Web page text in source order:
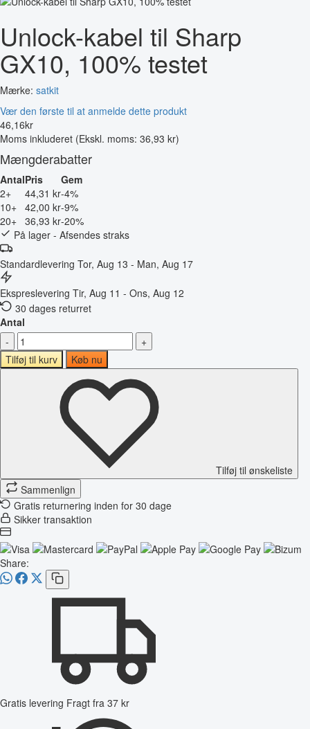
Unlock-kabel til Sharp
GX10, 100% testet
Mærke: satkit
Vær den første til at anmelde dette produkt
46,16kr
Moms inkluderet (Ekskl. moms: 36,93 kr)
Mængderabatter
AntalPris
Gem
2+
44,31 kr-4%
10+ 42,00 kr-9%
20+ 36,93 kr-20%
På lager - Afsendes straks
Standardlevering Tor, Aug 13 - Man, Aug 17
Ekspreslevering Tir, Aug 11 - Ons, Aug 12
30 dages returret
Antal
-
+
Tilføj til kurv
Køb nu
Tilføj til ønskeliste
Sammenlign
Gratis returnering inden for 30 dage
Sikker transaktion
Share:
Gratis levering Fragt fra 37 kr